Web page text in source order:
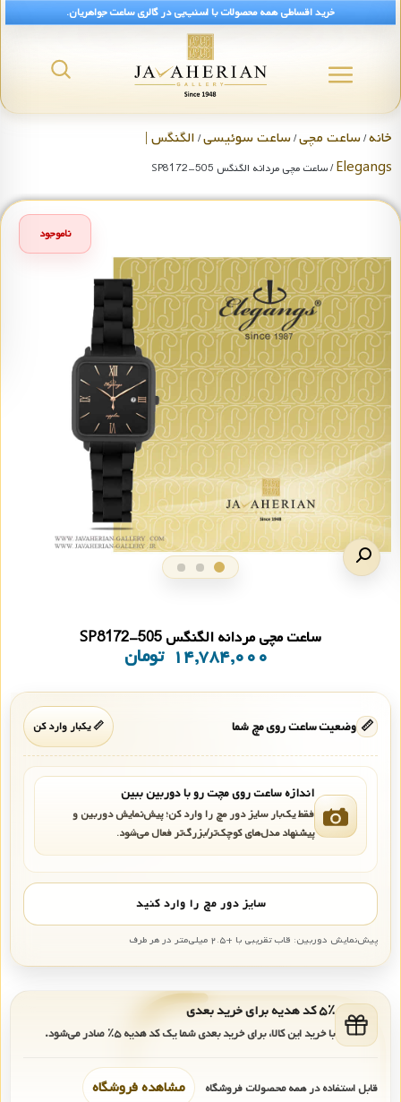
خرید اقساطی همه محصولات با اسنپ‌پی در گالری ساعت جواهریان.
خانه/ساعت مچی/ساعت سوئیسی/ الگنگس |
Elegangs/ ساعت مچی مردانه الگنگس SP8172-505
ناموجود
ساعت مچی مردانه الگنگس SP8172-505
۱۴,۷۸۴,۰۰۰ تومان
📏 وضعیت ساعت روی مچ شما 📏 یکبار وارد کن
اندازه ساعت روی مچت رو با دوربین ببین
فقط یک‌بار سایز دور مچ را وارد کن؛ پیش‌نمایش دوربین و
پیشنهاد مدل‌های کوچک‌تر/بزرگ‌تر فعال می‌شود.
سایز دور مچ را وارد کنید
پیش‌نمایش دوربین: قاب تقریبی با +۲.۵ میلی‌متر در هر طرف
۵٪ کد هدیه برای خرید بعدی
با خرید این کالا، برای خرید بعدی شما یک کد هدیه۵٪ صادر می‌شود.
قابل استفاده در همه محصولات فروشگاه مشاهده فروشگاه